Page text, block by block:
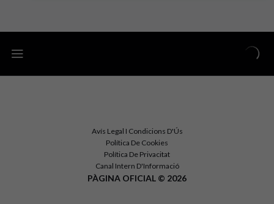
Avís Legal I Condicions D'Ús
Política De Cookies
Política De Privacitat
Canal Intern D'Informació
PÀGINA OFICIAL © 2026